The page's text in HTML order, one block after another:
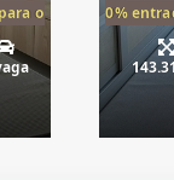
o Mar, 220%